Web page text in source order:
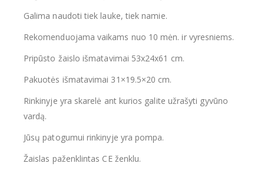
Galima naudoti tiek lauke, tiek namie.
Rekomenduojama vaikams nuo 10 mėn. ir vyresniems.
Pripūsto žaislo išmatavimai 53x24x61 cm.
Pakuotės išmatavimai 31×19.5×20 cm.
Rinkinyje yra skarelė ant kurios galite užrašyti gyvūno
vardą.
Jūsų patogumui rinkinyje yra pompa.
Žaislas paženklintas CE ženklu.